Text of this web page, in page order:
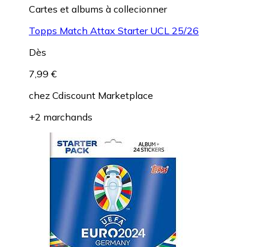
Cartes et albums à collecionner
Topps Match Attax Starter UCL 25/26
Dès
7,99 €
chez Cdiscount Marketplace
+2 marchands